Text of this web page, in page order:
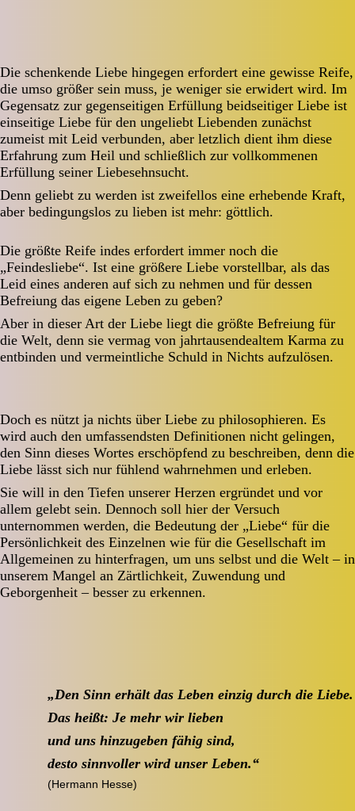
Die schenkende Liebe hingegen erfordert eine gewisse Reife,
die umso größer sein muss, je weniger sie erwidert wird. Im
Gegensatz zur gegenseitigen Erfüllung beidseitiger Liebe ist
einseitige Liebe für den ungeliebt Liebenden zunächst
zumeist mit Leid verbunden, aber letzlich dient ihm diese
Erfahrung zum Heil und schließlich zur vollkommenen
Erfüllung seiner Liebesehnsucht.
Denn geliebt zu werden ist zweifellos eine erhebende Kraft,
aber bedingungslos zu lieben ist mehr: göttlich.
Die größte Reife indes erfordert immer noch die
„Feindesliebe“. Ist eine größere Liebe vorstellbar, als das
Leid eines anderen auf sich zu nehmen und für dessen
Befreiung das eigene Leben zu geben?
Aber in dieser Art der Liebe liegt die größte Befreiung für
die Welt, denn sie vermag von jahrtausendealtem Karma zu
entbinden und vermeintliche Schuld in Nichts aufzulösen.
Doch es nützt ja nichts über Liebe zu philosophieren. Es
wird auch den umfassendsten Definitionen nicht gelingen,
den Sinn dieses Wortes erschöpfend zu beschreiben, denn die
Liebe lässt sich nur fühlend wahrnehmen und erleben.
Sie will in den Tiefen unserer Herzen ergründet und vor
allem gelebt sein. Dennoch soll hier der Versuch
unternommen werden, die Bedeutung der „Liebe“ für die
Persönlichkeit des Einzelnen wie für die Gesellschaft im
Allgemeinen zu hinterfragen, um uns selbst und die Welt – in
unserem Mangel an Zärtlichkeit, Zuwendung und
Geborgenheit – besser zu erkennen.
„Den Sinn erhält das Leben einzig durch die Liebe.
Das heißt: Je mehr wir lieben
und uns hinzugeben fähig sind,
desto sinnvoller wird unser Leben.“
(Hermann Hesse)